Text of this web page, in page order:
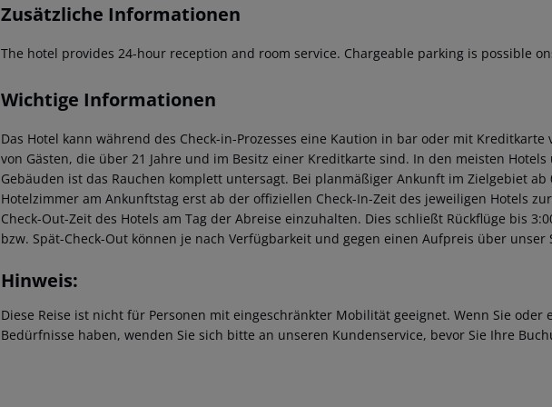
Zusätzliche Informationen
The hotel provides 24-hour reception and room service. Chargeable parking is possible
Wichtige Informationen
Das Hotel kann während des Check-in-Prozesses eine Kaution in bar oder mit
von Gästen, die über 21 Jahre und im Besitz einer Kreditkarte sind. In den meisten
Gebäuden ist das Rauchen komplett untersagt. Bei planmäßiger Ankunft im Zielgebiet ab
Hotelzimmer am Ankunftstag erst ab der offiziellen Check-In-Zeit des jeweiligen Hotels
Check-Out-Zeit des Hotels am Tag der Abreise einzuhalten. Dies schließt Rückflüge bis
bzw. Spät-Check-Out können je nach Verfügbarkeit und gegen einen Aufpreis über
Hinweis:
Diese Reise ist nicht für Personen mit eingeschränkter Mobilität geeignet. Wenn Sie
Bedürfnisse haben, wenden Sie sich bitte an unseren Kundenservice, bevor Sie Ihre